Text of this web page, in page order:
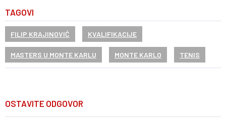
TAGOVI
FILIP KRAJINOVIĆ KVALIFIKACIJE
MASTERS U MONTE KARLU MONTE KARLO TENIS
OSTAVITE ODGOVOR